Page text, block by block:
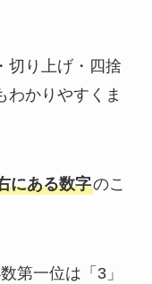
切り上げ・四捨
わかりやすくま
にある数字のこ
第一位は「3」